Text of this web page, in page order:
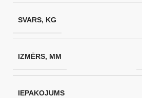
SVARS, KG
IZMĒRS, MM
IEPAKOJUMS